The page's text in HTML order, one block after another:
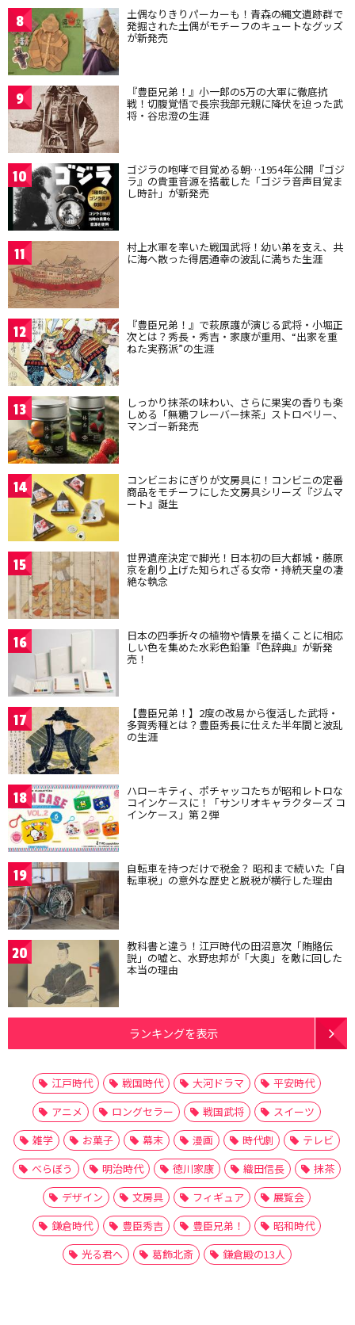
8 土偶なりきりパーカーも！青森の縄文遺跡群で
発掘された土偶がモチーフのキュートなグッズ
が新発売
9 『豊臣兄弟！』小一郎の5万の大軍に徹底抗
戦！切腹覚悟で長宗我部元親に降伏を迫った武
将・谷忠澄の生涯
10 ゴジラの咆哮で目覚める朝…1954年公開『ゴジ
ラ』の貴重音源を搭載した「ゴジラ音声目覚ま
し時計」が新発売
11 村上水軍を率いた戦国武将！幼い弟を支え、共
に海へ散った得居通幸の波乱に満ちた生涯
12 『豊臣兄弟！』で萩原護が演じる武将・小堀正
次とは？秀長・秀吉・家康が重用、“出家を重
ねた実務派”の生涯
13 しっかり抹茶の味わい、さらに果実の香りも楽
しめる「無糖フレーバー抹茶」ストロベリー、
マンゴー新発売
14 コンビニおにぎりが文房具に！コンビニの定番
商品をモチーフにした文房具シリーズ『ジムマ
ート』誕生
15 世界遺産決定で脚光！日本初の巨大都城・藤原
京を創り上げた知られざる女帝・持統天皇の凄
絶な執念
16 日本の四季折々の植物や情景を描くことに相応
しい色を集めた水彩色鉛筆『色辞典』が新発
売！
17 【豊臣兄弟！】2度の改易から復活した武将・
多賀秀種とは？豊臣秀長に仕えた半年間と波乱
の生涯
18 ハローキティ、ポチャッコたちが昭和レトロな
コインケースに！「サンリオキャラクターズ コ
インケース」第２弾
19 自転車を持つだけで税金？ 昭和まで続いた「自
転車税」の意外な歴史と脱税が横行した理由
20 教科書と違う！江戸時代の田沼意次「賄賂伝
説」の嘘と、水野忠邦が「大奥」を敵に回した
本当の理由
ランキングを表示
江戸時代 戦国時代 大河ドラマ
平安時代
アニメ
ロングセラー 戦国武将
スイーツ
雑学
お菓子 幕末 漫画 時代劇
テレビ
べらぼう
明治時代 徳川家康 織田信長
抹茶
デザイン
文房具 フィギュア
展覧会
鎌倉時代
豊臣秀吉 豊臣兄弟！
昭和時代
光る君へ
葛飾北斎 鎌倉殿の13人